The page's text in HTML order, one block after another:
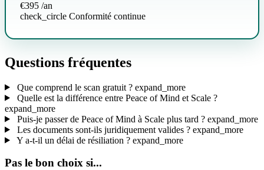
€395 /an
check_circle Conformité continue
Questions fréquentes
Que comprend le scan gratuit ? expand_more
Quelle est la différence entre Peace of Mind et Scale ?
expand_more
Puis-je passer de Peace of Mind à Scale plus tard ? expand_more
Les documents sont-ils juridiquement valides ? expand_more
Y a-t-il un délai de résiliation ? expand_more
Pas le bon choix si...